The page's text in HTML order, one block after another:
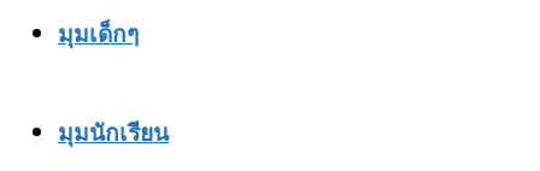
มุมเด็กๆ
มุมนักเรียน